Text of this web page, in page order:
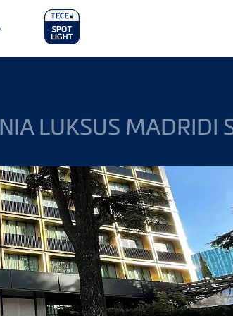
LUKSUS MADRIDI